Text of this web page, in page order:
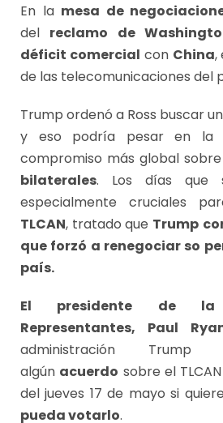
En la mesa de
del reclamo de
déficit comercial con China,
de las telecomunicaciones del
Trump ordenó a Ross buscar
y eso podría pesar en la
compromiso más global
bilaterales. Los días que
especialmente cruciales
TLCAN, tratado que Trump
que forzó a renegociar so
país.
El presidente de
Representantes, Paul
administración
algún acuerdo sobre el
del jueves 17 de mayo si
pueda votarlo.